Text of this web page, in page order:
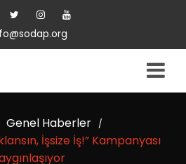
Genel Haberler /
İşsize İş!” Kampanyası